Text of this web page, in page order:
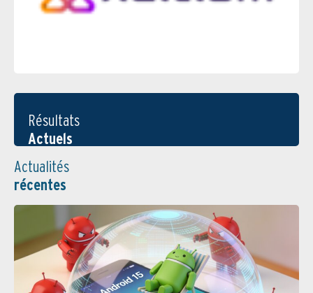
Résultats
Actuels
Actualités
récentes